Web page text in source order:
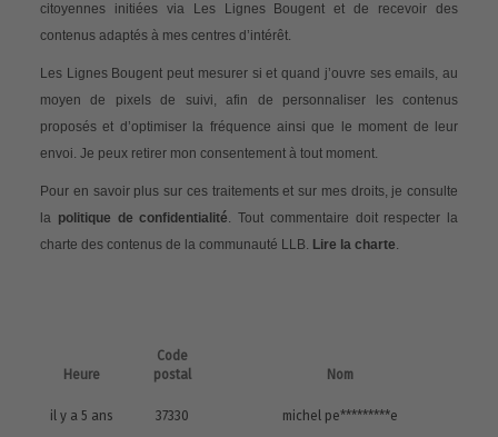
citoyennes initiées via Les Lignes Bougent et de recevoir des
contenus adaptés à mes centres d’intérêt.
Les Lignes Bougent peut mesurer si et quand j’ouvre ses emails, au
moyen de pixels de suivi, afin de personnaliser les contenus
proposés et d’optimiser la fréquence ainsi que le moment de leur
envoi. Je peux retirer mon consentement à tout moment.
Pour en savoir plus sur ces traitements et sur mes droits, je consulte
la politique de confidentialité. Tout commentaire doit respecter la
charte des contenus de la communauté LLB. Lire la charte.
Heure
Code
postal
Nom
il y a 5 ans 37330 michel pe*********e